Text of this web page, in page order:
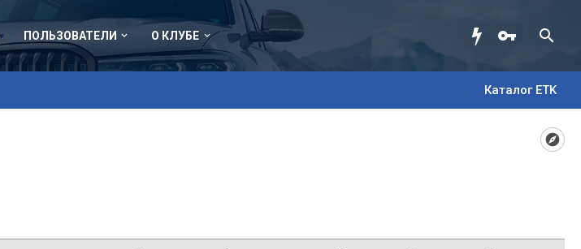
Каталог ETK
ПОЛЬЗОВАТЕЛИ О КЛУБЕ